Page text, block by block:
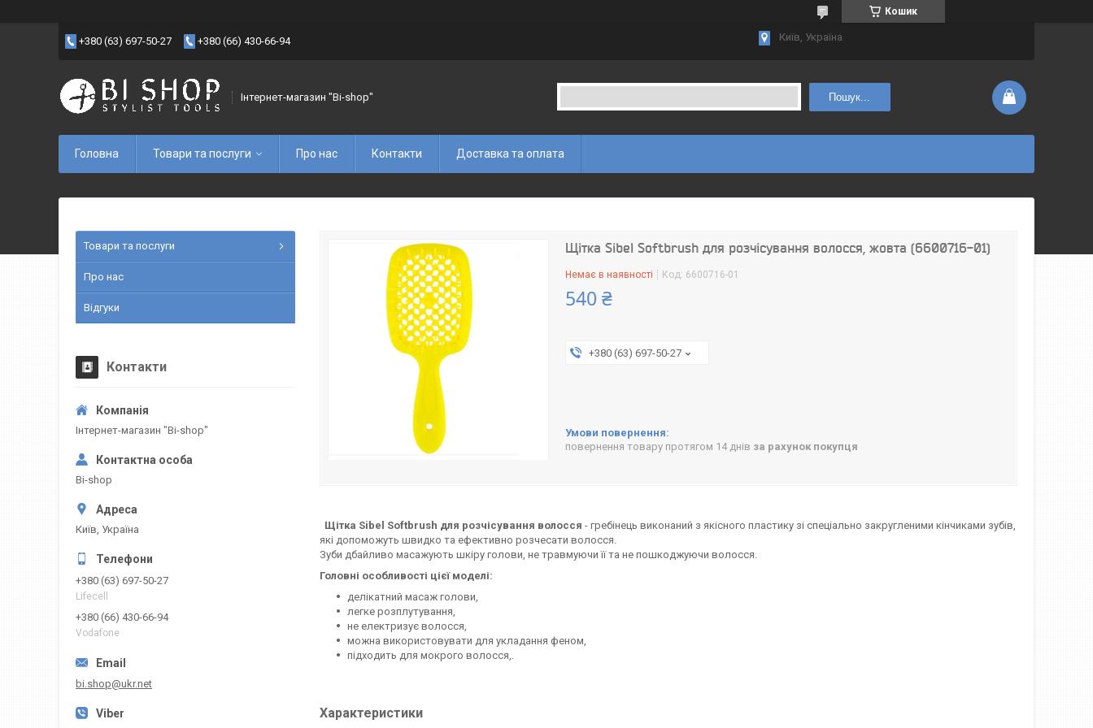
Кошик
+380 (63) 697-50-27 +380 (66) 430-66-94 Київ, Україна
Інтернет-магазин "Bi-shop" Пошук...
Головна Товари та послуги Про нас Контакти Доставка та оплата
Щітка Sibel Softbrush для розчісування волосся, жовта (6600716-01)
Немає в наявності Код: 6600716-01
540 ₴
+380 (63) 697-50-27
повернення товару протягом 14 днів за рахунок покупця
Щітка Sibel Softbrush для розчісування волосся - гребінець виконаний з якісного пластику зі спеціально закругленими кінчиками зубів,
які допоможуть швидко та ефективно розчесати волосся.
Зуби дбайливо масажують шкіру голови, не травмуючи її та не пошкоджуючи волосся.
Головні особливості цієї моделі:
делікатний масаж голови,
легке розплутування,
не електризує волосся,
можна використовувати для укладання феном,
підходить для мокрого волосся,.
Характеристики
Товари та послуги
Про нас
Відгуки
Контакти
Інтернет-магазин "Bi-shop"
Bi-shop
Київ, Україна
+380 (63) 697-50-27
Lifecell
+380 (66) 430-66-94
Vodafone
bi.shop@ukr.net